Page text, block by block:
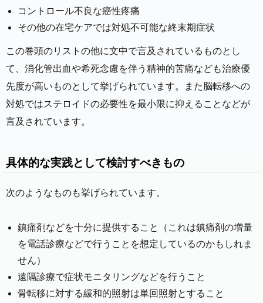
コントロール不良な癌性疼痛
その他の在宅ケアでは対処不可能な終末期症状
この巻頭のリストの他に文中で言及されているものとし
て、消化管出血や希死念慮を伴う精神的苦痛なども治療優
先度が高いものとして挙げられています。また脳転移への
対処ではステロイドの必要性を最小限に抑えることなどが
言及されています。
具体的な実践として検討すべきもの
次のようなものも挙げられています。
鎮痛剤などを十分に提供すること（これは鎮痛剤の増量
を電話診療などで行うことを想定しているのかもしれま
せん）
遠隔診療で症状モニタリングなどを行うこと
骨転移に対する緩和的照射は単回照射とすること